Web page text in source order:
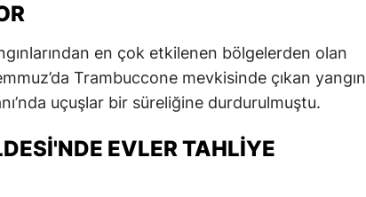
en çok etkilenen bölgelerden olan
Trambuccone mevkisinde çıkan yangın
uçuşlar bir süreliğine durdurulmuştu.
EVLER TAHLIYE